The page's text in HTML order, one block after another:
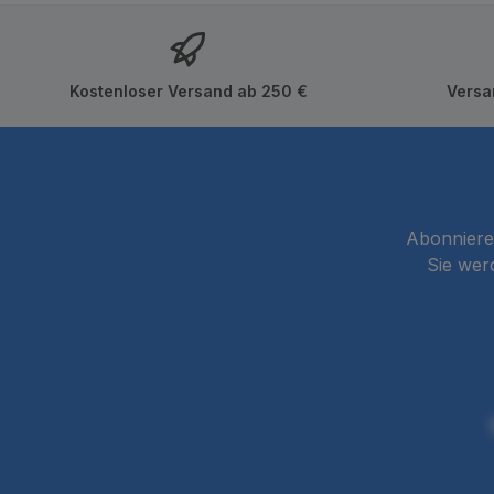
Kostenloser Versand ab 250 €
Sie